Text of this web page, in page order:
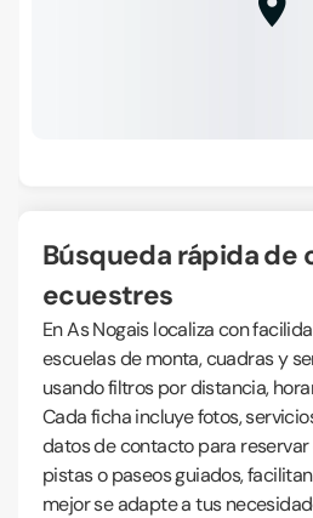
Búsqueda rápida de centros
ecuestres
En As Nogais localiza con
escuelas de monta, cuadras y
usando filtros por distancia,
Cada ficha incluye fotos,
datos de contacto para reservar
pistas o paseos guiados,
mejor se adapte a tus